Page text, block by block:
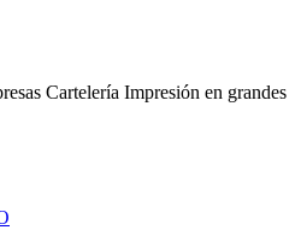
Cartelería Impresión en grandes